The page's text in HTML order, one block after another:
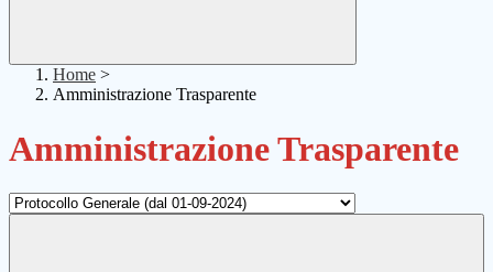
Home >
Amministrazione Trasparente
Amministrazione Trasparente